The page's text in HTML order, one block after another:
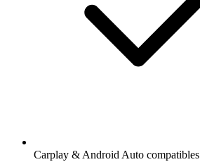
Carplay & Android Auto compatibles